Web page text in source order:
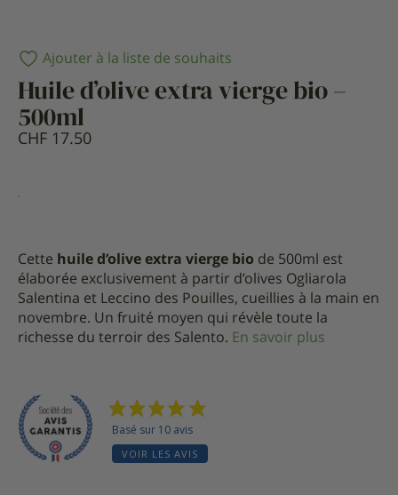
Ajouter à la liste de souhaits
Huile d’olive extra vierge bio –
500ml
CHF 17.50
Cette huile d’olive extra vierge bio de 500ml est
élaborée exclusivement à partir d’olives Ogliarola
Salentina et Leccino des Pouilles, cueillies à la main en
novembre. Un fruité moyen qui révèle toute la
richesse du terroir des Salento. En savoir plus
Basé sur 10 avis
VOIR LES AVIS